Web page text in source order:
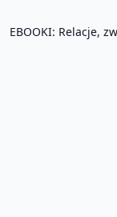
EBOOKI: Relacje,